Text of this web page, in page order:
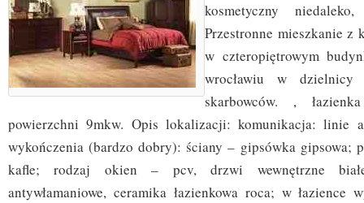
kosmetyczny niedaleko,
Przestronne mieszkanie z
w czteropiętrowym
wrocławiu w
skarbowców. ,
powierzchni 9mkw. Opis lokalizacji: komunikacja: linie
wykończenia (bardzo dobry): ściany – gipsówka gipsowa;
kafle; rodzaj okien – pcv, drzwi wewnętrzne
antywłamaniowe, ceramika łazienkowa roca; w łazience